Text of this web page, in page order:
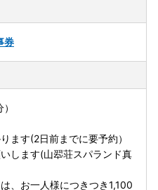
券
ます(2日前までに要予約）
します(山翆荘スパランド真
、お一人様につきつき1,100